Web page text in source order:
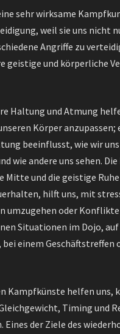
sehr wirksame
weil sie uns nicht
Angriffe zu
geistige und körperliche
Haltung und Atmung
Körper anzupassen;
beeinflusst, wie wir
wie andere uns sehen.
Mitte und die geistige Ruhe
hilft uns, mit
umzugehen oder
Situationen im Dojo,
bei einem Geschäftstreffen
Kampfkünste helfen uns,
Timing und
Eines der Ziele des